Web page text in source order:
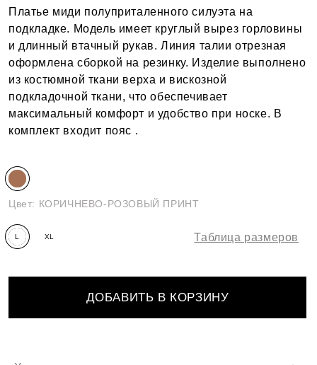
Платье миди полуприталенного силуэта на
подкладке. Модель имеет круглый вырез горловины
и длинный втачный рукав. Линия талии отрезная
оформлена сборкой на резинку. Изделие выполнено
из костюмной ткани верха и вискозной
подкладочной ткани, что обеспечивает
максимальный комфорт и удобство при носке. В
комплект входит пояс .
Цвет: КОРИЧНЕВО-РОЗОВЫЙ ПРИНТ
L XL Таблица размеров
ДОБАВИТЬ В КОРЗИНУ